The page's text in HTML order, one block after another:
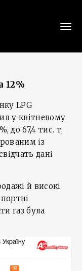
12%
LPG
у квітневому
до 67,4 тис. т,
із
дані
й високі
газ була